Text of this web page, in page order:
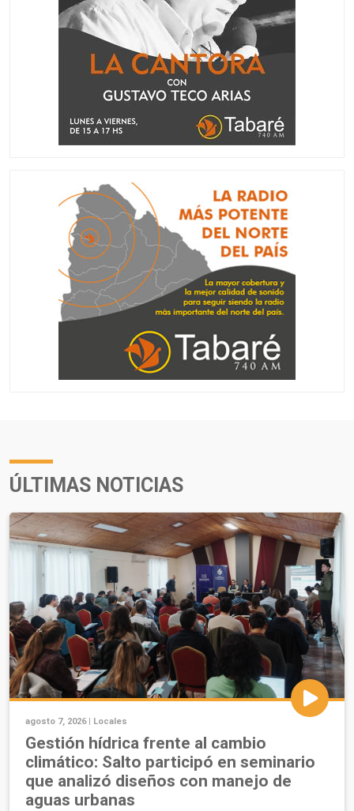
ÚLTIMAS NOTICIAS
agosto 7, 2026 | Locales
Gestión hídrica frente al cambio
climático: Salto participó en seminario
que analizó diseños con manejo de
aguas urbanas